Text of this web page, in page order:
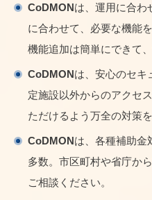
CoDMONは、運用に合わ
に合わせて、必要な機能
機能追加は簡単にできて
CoDMONは、安心のセキ
定施設以外からのアクセ
ただけるよう万全の対策
CoDMONは、各種補助金
多数。市区町村や省庁か
ご相談ください。